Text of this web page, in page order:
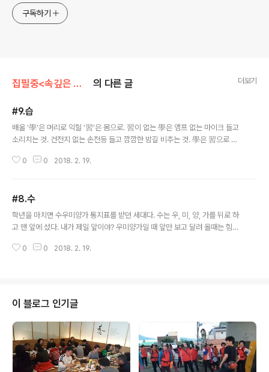
구독하기
집필중<속깊은 한글자> 의 다른 글 더보기
#9.습
배울 '學'은 머리로 익힐 '習'은 몸으로. 習이 없는 學은 앰프 없는 마이크 들고
소리치는 것. 건전지 없는 손전등 들고 깜깜한 밤길 비추는 것. 學은 習으로 득
0 0 2018. 2. 19.
#8.수
학년을 마치면 수우미양가 통지표를 받던 세대다. 수는 우, 미, 양, 가를 뒤로 하
고 맨 앞에 섰다. 내가 제일 앞이야? 우미양가일 때 앞만 보고 달려 올때는 힘도
뒤돌아 선 [수]가 우가 올때까지 기다렸다. 우..
0 0 2018. 2. 19.
이 블로그 인기글